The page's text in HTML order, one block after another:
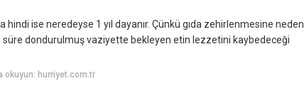
ise neredeyse 1 yıl dayanır. Çünkü gıda zehirlenmesine neden
dondurulmuş vaziyette bekleyen etin lezzetini kaybedeceği
okuyun: hurriyet.com.tr